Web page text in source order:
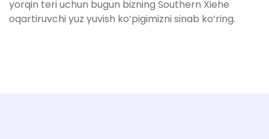
yorqin teri uchun bugun bizning Southern Xiehe
oqartiruvchi yuz yuvish ko‘pigimizni sinab ko‘ring.